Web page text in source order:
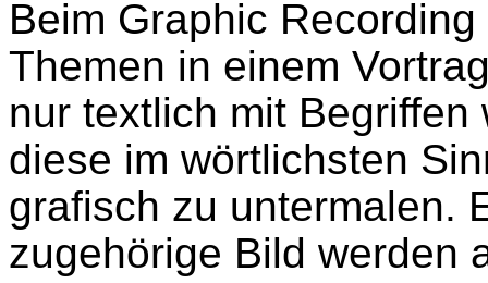
Beim Graphic
Themen in einem
nur textlich mit
diese im wörtlichsten
grafisch zu untermalen.
zugehörige Bild werden